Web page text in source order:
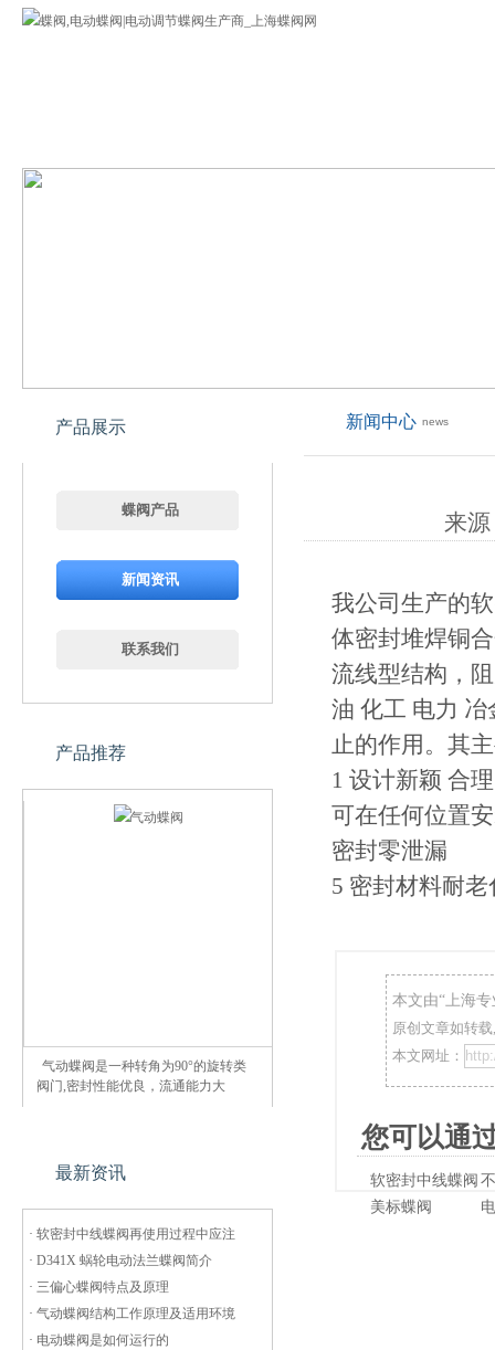
新闻中心 news
来
我公司生产的
体密封堆焊铜
流线型结构，
油 化工 电力
止的作用。其
1 设计新颖 合
可在任何位置
密封零泄漏
5 密封材料耐
本文由“上海
原创文章如转
本文网址：
您可以通
软密封中线蝶阀
美标蝶阀
产品展示
蝶阀产品
新闻资讯
联系我们
产品推荐
气动蝶阀是一种转角为90°的旋转类
阀门,密封性能优良，流通能力大
最新资讯
· 软密封中线蝶阀再使用过程中应注
· D341X 蜗轮电动法兰蝶阀简介
· 三偏心蝶阀特点及原理
· 气动蝶阀结构工作原理及适用环境
· 电动蝶阀是如何运行的